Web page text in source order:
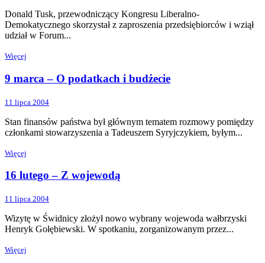
Donald Tusk, przewodniczący Kongresu Liberalno-
Demokatycznego skorzystał z zaproszenia przedsiębiorców i wziął
udział w Forum...
Więcej
9 marca – O podatkach i budżecie
11 lipca 2004
Stan finansów państwa był głównym tematem rozmowy pomiędzy
członkami stowarzyszenia a Tadeuszem Syryjczykiem, byłym...
Więcej
16 lutego – Z wojewodą
11 lipca 2004
Wizytę w Świdnicy złożył nowo wybrany wojewoda wałbrzyski
Henryk Gołębiewski. W spotkaniu, zorganizowanym przez...
Więcej